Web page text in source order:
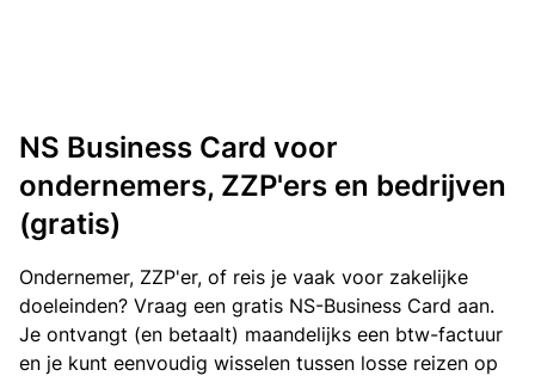
NS Business Card voor
ondernemers, ZZP'ers en bedrijven
(gratis)
Ondernemer, ZZP'er, of reis je vaak voor zakelijke
doeleinden? Vraag een gratis NS-Business Card aan.
Je ontvangt (en betaalt) maandelijks een btw-factuur
en je kunt eenvoudig wisselen tussen losse reizen op